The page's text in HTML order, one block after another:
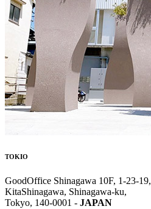
TOKIO
GoodOffice Shinagawa 10F, 1-23-19,
KitaShinagawa, Shinagawa-ku,
Tokyo, 140-0001 - JAPAN